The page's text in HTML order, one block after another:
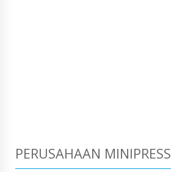
PERUSAHAAN MINIPRESS